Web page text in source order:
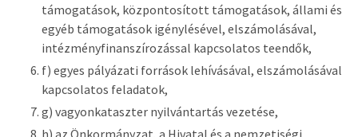
támogatások, központosított támogatások, állami és
egyéb támogatások igénylésével, elszámolásával,
intézményfinanszírozással kapcsolatos teendők,
f) egyes pályázati források lehívásával, elszámolásával
kapcsolatos feladatok,
g) vagyonkataszter nyilvántartás vezetése,
h) az Önkormányzat, a Hivatal és a nemzetiségi